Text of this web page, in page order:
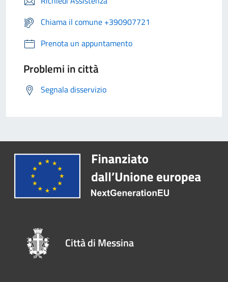
Chiama il comune +390907721
Prenota un appuntamento
Problemi in città
Segnala disservizio
Città di Messina